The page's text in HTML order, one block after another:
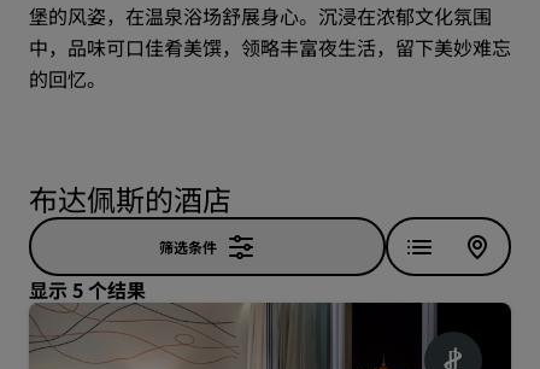
堡的风姿，在温泉浴场舒展身心。沉浸在浓郁文化氛围
中，品味可口佳肴美馔，领略丰富夜生活，留下美妙难忘
的回忆。
布达佩斯的酒店
筛选条件
显示 5 个结果